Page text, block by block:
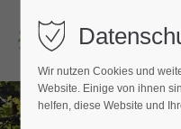
Login
Benutzername (E-
Wir nutzen Cookies und
Website. Einige von ihnen
helfen, diese Website und